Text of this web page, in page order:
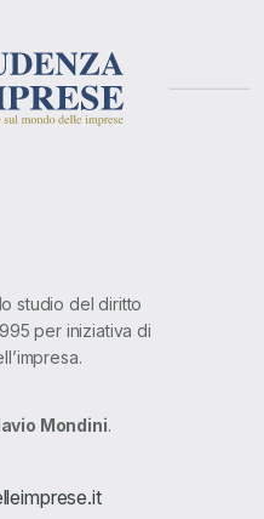
studio del diritto
per iniziativa di
Mondini.